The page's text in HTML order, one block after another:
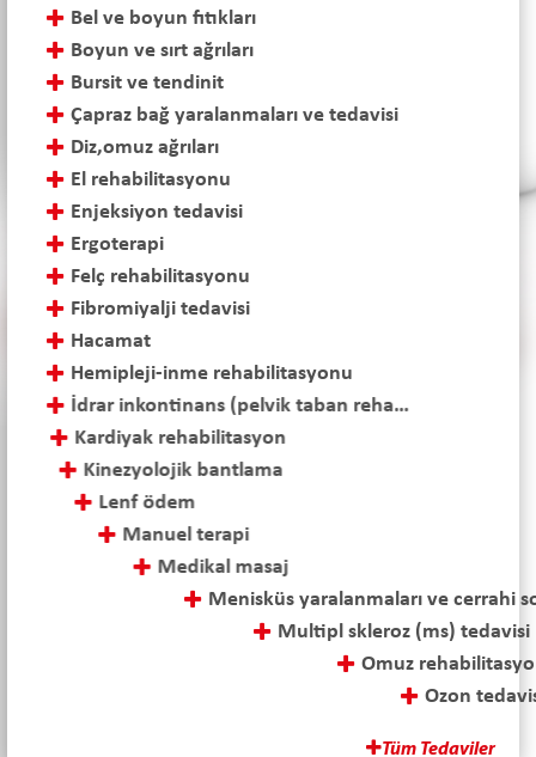
Bel ve boyun fıtıkları
Boyun ve sırt ağrıları
Bursit ve tendinit
Çapraz bağ yaralanmaları ve tedavisi
Diz,omuz ağrıları
El rehabilitasyonu
Enjeksiyon tedavisi
Ergoterapi
Felç rehabilitasyonu
Fibromiyalji tedavisi
Hacamat
Hemipleji-inme rehabilitasyonu
İdrar inkontinans (pelvik taban rehabilitasyonu)
Kardiyak rehabilitasyon
Kinezyolojik bantlama
Lenf ödem
Manuel terapi
Medikal masaj
Menisküs yaralanmaları ve cerrahi sonrası tedavi
Multipl skleroz (ms) tedavisi
Tüm Tedaviler